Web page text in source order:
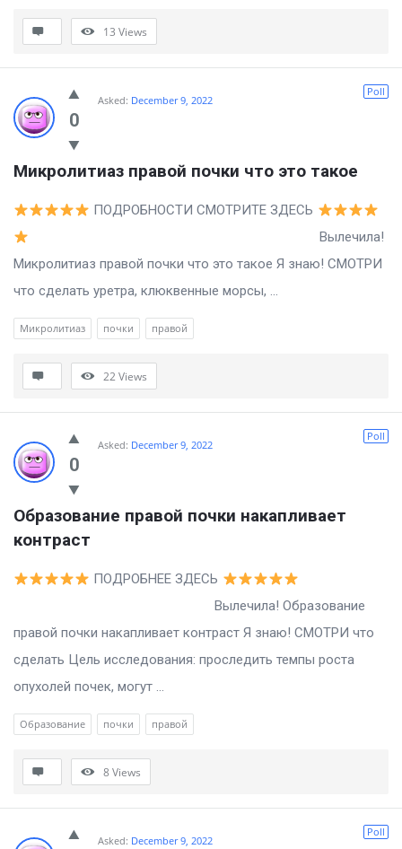
13 Views
0
Poll
Asked: December 9, 2022
Микролитиаз правой почки что это такое
ПОДРОБНОСТИ СМОТРИТЕ ЗДЕСЬ
Вылечила!
Микролитиаз правой почки что это такое Я знаю! СМОТРИ
что сделать уретра, клюквенные морсы, ...
Микролитиаз почки правой
22Views
0
Poll
Asked: December 9, 2022
Образование правой почки накапливает
контраст
ПОДРОБНЕЕ ЗДЕСЬ
Вылечила! Образование
правой почки накапливает контраст Я знаю! СМОТРИ что
сделать Цель исследования: проследить темпы роста
опухолей почек, могут ...
Образование почки правой
8Views
Poll
Asked: December 9, 2022